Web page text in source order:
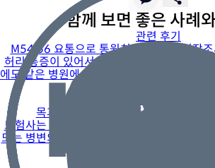
함께 보면 좋은 사례
관련 후기
M54.56 요통으로 통원치료 중 실비 현장조
허리 통증이 있어서 통증의학과에서 계속 치
에도 같은 병원에서 허리 치료를 받은 적이 있
목과 양 어깨 부위 통증 치료로 받은
보험사는 최근 도수치료비의 경우 검사를 통
또는 병변의 호전을 나타낼 수 있는 검사 결